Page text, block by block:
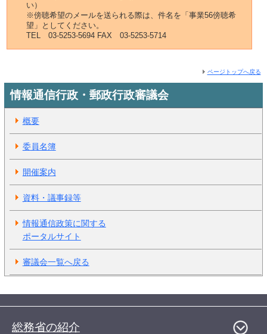
い）
※傍聴希望のメールを送られる際は、件名を「事業56傍聴希
望」としてください。
TEL 03-5253-5694 FAX 03-5253-5714
ページトップへ戻る
情報通信行政・郵政行政審議会
概要
委員名簿
開催案内
資料・議事録等
情報通信政策に関する
ポータルサイト
審議会一覧へ戻る
総務省の紹介